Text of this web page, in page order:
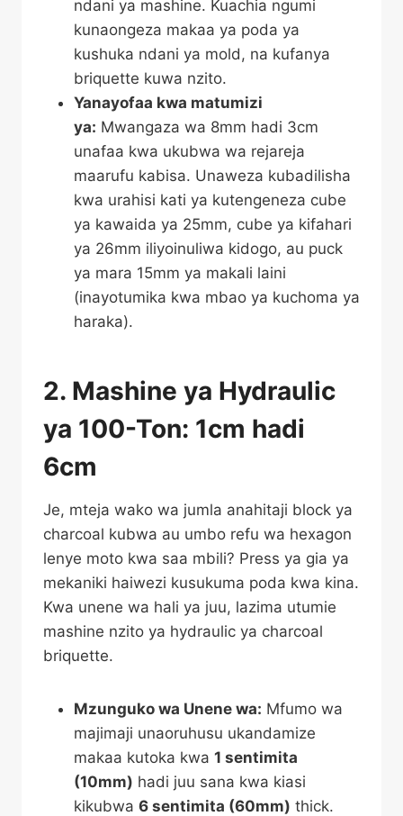
ndani ya mashine. Kuachia ngumi
kunaongeza makaa ya poda ya
kushuka ndani ya mold, na kufanya
briquette kuwa nzito.
Yanayofaa kwa matumizi
ya: Mwangaza wa 8mm hadi 3cm
unafaa kwa ukubwa wa rejareja
maarufu kabisa. Unaweza kubadilisha
kwa urahisi kati ya kutengeneza cube
ya kawaida ya 25mm, cube ya kifahari
ya 26mm iliyoinuliwa kidogo, au puck
ya mara 15mm ya makali laini
(inayotumika kwa mbao ya kuchoma ya
haraka).
2. Mashine ya Hydraulic
ya 100-Ton: 1cm hadi
6cm
Je, mteja wako wa jumla anahitaji block ya
charcoal kubwa au umbo refu wa hexagon
lenye moto kwa saa mbili? Press ya gia ya
mekaniki haiwezi kusukuma poda kwa kina.
Kwa unene wa hali ya juu, lazima utumie
mashine nzito ya hydraulic ya charcoal
briquette.
Mzunguko wa Unene wa: Mfumo wa
majimaji unaoruhusu ukandamize
makaa kutoka kwa 1 sentimita
(10mm) hadi juu sana kwa kiasi
kikubwa 6 sentimita (60mm) thick.